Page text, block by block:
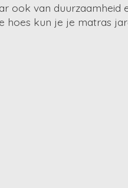
ook van duurzaamheid
hoes kun je je matras